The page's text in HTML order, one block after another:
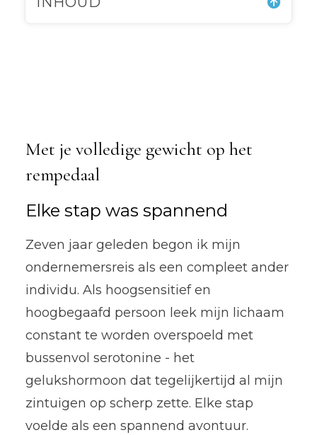
Met je volledige gewicht op het
rempedaal
Elke stap was spannend
Zeven jaar geleden begon ik mijn
ondernemersreis als een compleet ander
individu. Als hoogsensitief en
hoogbegaafd persoon leek mijn lichaam
constant te worden overspoeld met
bussenvol serotonine - het
gelukshormoon dat tegelijkertijd al mijn
zintuigen op scherp zette. Elke stap
voelde als een spannend avontuur.